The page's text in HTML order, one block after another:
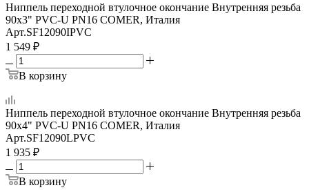
Ниппель переходной втулочное окончание Внутренняя резьба
90х3" PVC-U PN16 COMER, Италия
Арт.SF12090IPVC
1 549 ₽
В корзину
Ниппель переходной втулочное окончание Внутренняя резьба
90х4" PVC-U PN16 COMER, Италия
Арт.SF12090LPVC
1 935 ₽
В корзину